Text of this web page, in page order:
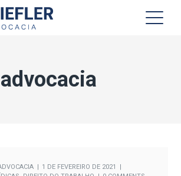
advocacia
1 DE FEVEREIRO DE 2021